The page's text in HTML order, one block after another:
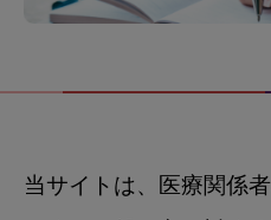
当サイトは、医療関係